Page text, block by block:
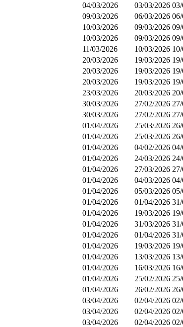
04/03/2026 03/03/2026
09/03/2026 06/03/2026
10/03/2026 09/03/2026
10/03/2026 09/03/2026
11/03/2026 10/03/2026
20/03/2026 19/03/2026
20/03/2026 19/03/2026
20/03/2026 19/03/2026
23/03/2026 20/03/2026
30/03/2026 27/02/2026
30/03/2026 27/02/2026
01/04/2026 25/03/2026
01/04/2026 25/03/2026
01/04/2026 04/02/2026
01/04/2026 24/03/2026
01/04/2026 27/03/2026
01/04/2026 04/03/2026
01/04/2026 05/03/2026
01/04/2026 01/04/2026
01/04/2026 19/03/2026
01/04/2026 31/03/2026
01/04/2026 01/04/2026
01/04/2026 19/03/2026
01/04/2026 13/03/2026
01/04/2026 16/03/2026
01/04/2026 25/02/2026
01/04/2026 26/02/2026
03/04/2026 02/04/2026
03/04/2026 02/04/2026
03/04/2026 02/04/2026